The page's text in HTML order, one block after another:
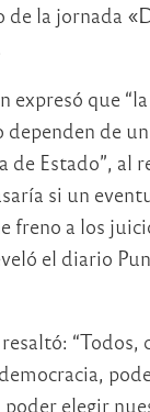
de la jornada
expresó que
de
de Estado”, al
si un
freno a los
el diario
“Todos,
elegir